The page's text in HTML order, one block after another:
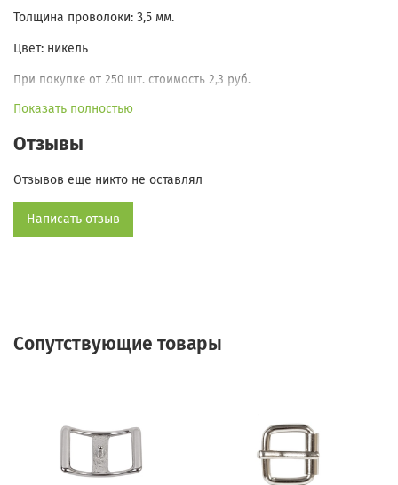
Толщина проволоки: 3,5 мм.
Цвет: никель
При покупке от 250 шт. стоимость 2,3 руб.
Показать полностью
Отзывы
Отзывов еще никто не оставлял
Написать отзыв
Сопутствующие товары